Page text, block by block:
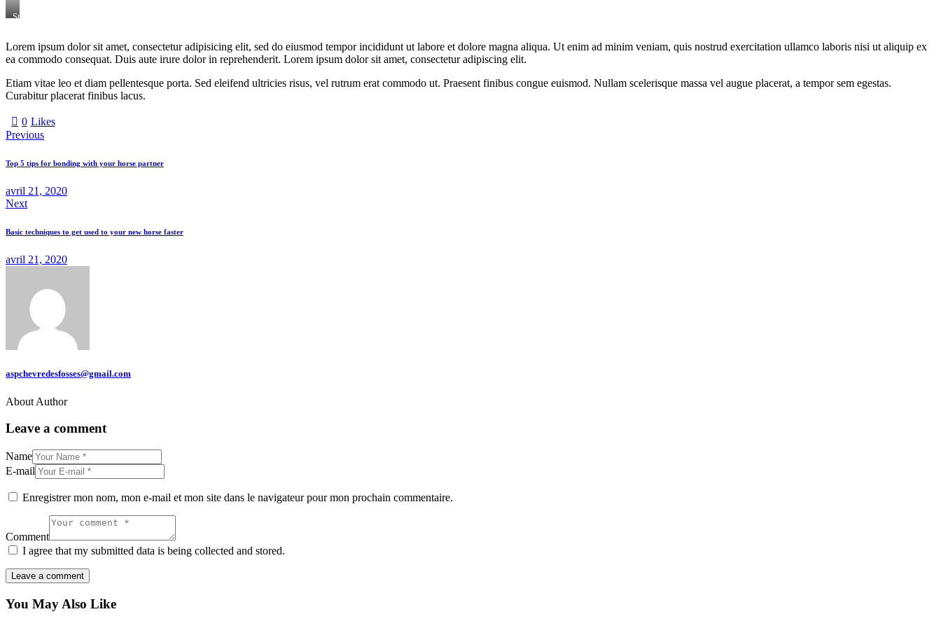
Stet
gubergren,
no
sanctus
est
labore
dolore.
By
Kevin
Lorem ipsum dolor sit amet, consectetur adipisicing elit, sed do eiusmod tempor incididunt ut labore et dolore magna aliqua. Ut enim ad minim veniam, quis nostrud exercitation ullamco laboris nisi ut aliquip ex
ea commodo consequat. Duis aute irure dolor in reprehenderit. Lorem ipsum dolor sit amet, consectetur adipiscing elit.
Etiam vitae leo et diam pellentesque porta. Sed eleifend ultricies risus, vel rutrum erat commodo ut. Praesent finibus congue euismod. Nullam scelerisque massa vel augue placerat, a tempor sem egestas.
Curabitur placerat finibus lacus.
0 Likes
Previous
Top 5 tips for bonding with your horse partner
avril 21, 2020
Next
Basic techniques to get used to your new horse faster
avril 21, 2020
aspchevredesfosses@gmail.com
About Author
Leave a comment
Name
E-mail
Enregistrer mon nom, mon e-mail et mon site dans le navigateur pour mon prochain commentaire.
Comment
I agree that my submitted data is being collected and stored.
You May Also Like